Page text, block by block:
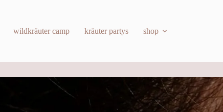
wildkräuter camp kräuter partys shop